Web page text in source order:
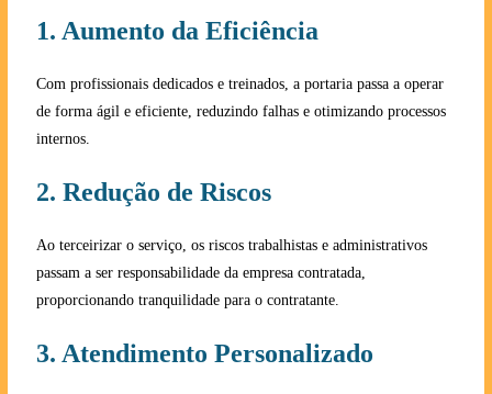
1. Aumento da Eficiência
Com profissionais dedicados e treinados, a portaria passa a operar
de forma ágil e eficiente, reduzindo falhas e otimizando processos
internos.
2. Redução de Riscos
Ao terceirizar o serviço, os riscos trabalhistas e administrativos
passam a ser responsabilidade da empresa contratada,
proporcionando tranquilidade para o contratante.
3. Atendimento Personalizado